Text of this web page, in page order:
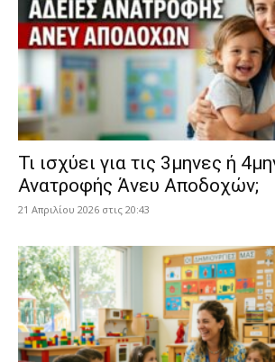
​Τι ισχύει για τις 3μηνες ή
Ανατροφής Άνευ Αποδοχών;
21 Απριλίου 2026 στις 20:43